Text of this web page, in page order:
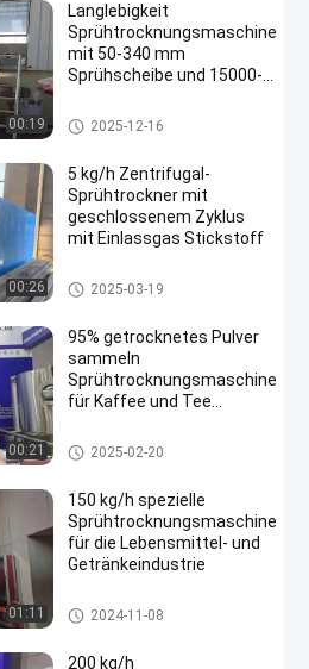
00:19
Langlebigkeit
Sprühtrocknungsmaschine
mit 50-340 mm
Sprühscheibe und 15000-
Umdrehungsfrequenz für 5
kg/h-5000 kg/h
Sprühtrocknungs-Maschine
2025-12-16
00:26
5 kg/h Zentrifugal-
Sprühtrockner mit
geschlossenem Zyklus
mit Einlassgas Stickstoff
Sprühtrocknungs-Maschine
2025-03-19
00:21
95% getrocknetes Pulver
sammeln
Sprühtrocknungsmaschine
für Kaffee und Tee
Sprühtrocknungs-Maschine
2025-02-20
01:11
150 kg/h spezielle
Sprühtrocknungsmaschine
für die Lebensmittel- und
Getränkeindustrie
Sprühtrocknungs-Maschine
2024-11-08
200 kg/h